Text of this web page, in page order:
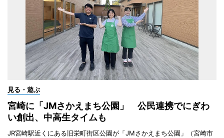
見る・遊ぶ
宮崎に「JMさかえまち公園」 公民連携でにぎわ
い創出、中高生タイムも
JR宮崎駅近くにある旧栄町街区公園が「JMさかえまち公園」（宮崎市